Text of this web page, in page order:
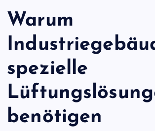
Warum
spezielle
benötigen